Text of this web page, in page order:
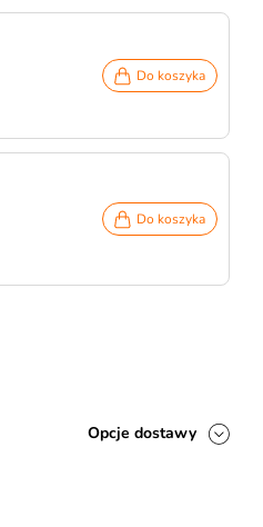
Do koszyka
Do koszyka
Opcje dostawy